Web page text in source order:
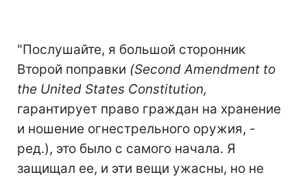
"Послушайте, я большой сторонник
Второй поправки (Second Amendment to
the United States Constitution,
гарантирует право граждан на хранение
и ношение огнестрельного оружия, -
ред.), это было с самого начала. Я
защищал ее, и эти вещи ужасны, но не